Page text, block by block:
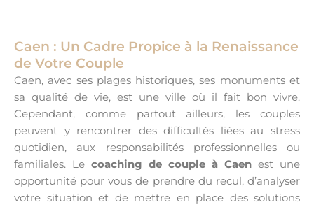
Caen : Un Cadre Propice à la Renaissance
de Votre Couple
Caen, avec ses plages historiques, ses monuments et
sa qualité de vie, est une ville où il fait bon vivre.
Cependant, comme partout ailleurs, les couples
peuvent y rencontrer des difficultés liées au stress
quotidien, aux responsabilités professionnelles ou
familiales. Le coaching de couple à Caen est une
opportunité pour vous de prendre du recul, d’analyser
votre situation et de mettre en place des solutions